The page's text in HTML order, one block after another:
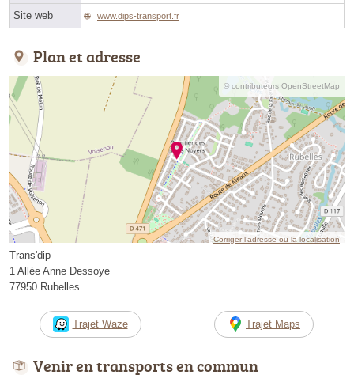
Site web www.dips-transport.fr
Plan et adresse
© contributeurs OpenStreetMap
Corriger l’adresse ou la localisation
Trans'dip
1 Allée Anne Dessoye
77950 Rubelles
Trajet Waze Trajet Maps
Venir en transports en commun